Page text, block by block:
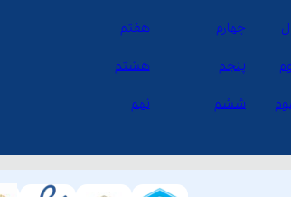
چهارم
پنجم
ششم
هفتم
هشتم
نهم